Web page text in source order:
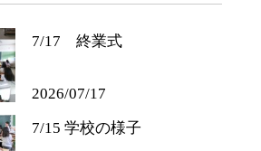
7/17 終業式
2026/07/17
7/15 学校の様子